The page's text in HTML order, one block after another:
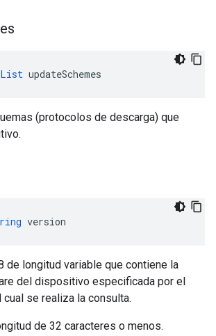
updateSchemes
(protocolos de descarga) que
version
de longitud variable que contiene la
del dispositivo especificada por el
se realiza la consulta.
de 32 caracteres o menos.